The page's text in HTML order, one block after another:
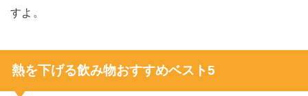
すよ。
熱を下げる飲み物おすすめベスト5